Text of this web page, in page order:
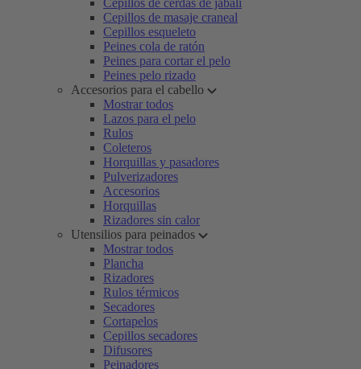
Cepillos de cerdas de jabalí
Cepillos de masaje craneal
Cepillos esqueleto
Peines cola de ratón
Peines para cortar el pelo
Peines pelo rizado
Accesorios para el cabello
Mostrar todos
Lazos para el pelo
Rulos
Coleteros
Horquillas y pasadores
Pulverizadores
Accesorios
Horquillas
Rizadores sin calor
Utensilios para peinados
Mostrar todos
Plancha
Rizadores
Rulos térmicos
Secadores
Cortapelos
Cepillos secadores
Difusores
Peinadores